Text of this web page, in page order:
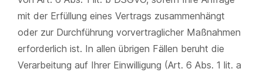
mit der Erfüllung eines Vertrags zusammenhängt
oder zur Durchführung vorvertraglicher Maßnahmen
erforderlich ist. In allen übrigen Fällen beruht die
Verarbeitung auf Ihrer Einwilligung (Art. 6 Abs. 1 lit. a